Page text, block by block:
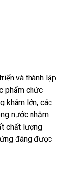
và thành lập
phẩm chức
khám lớn, các
nước nhằm
chất lượng
đáng được